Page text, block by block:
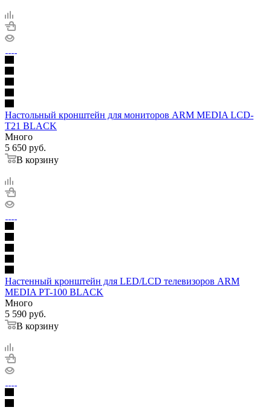
Настольный кронштейн для мониторов ARM MEDIA LCD-
T21 BLACK
Много
5 650 руб.
В корзину
Настенный кронштейн для LED/LCD телевизоров ARM
MEDIA PT-100 BLACK
Много
5 590 руб.
В корзину